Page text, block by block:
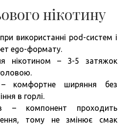
нікотину
використанні pod-систем і
ego-формату.
нікотином – 3-5 затяжок
комфортне ширяння без
в горлі.
– компонент проходить
тому не змінює смак